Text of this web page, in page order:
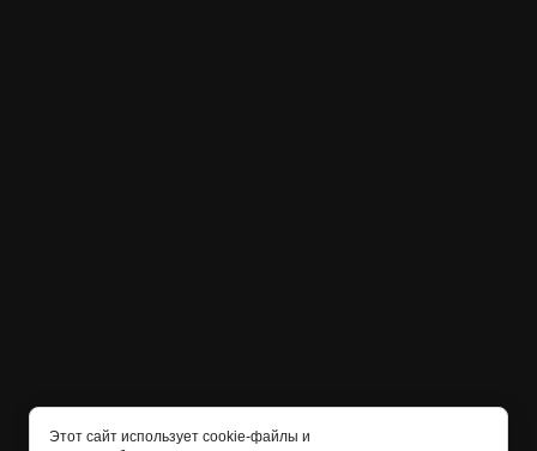
Этот сайт использует cookie-файлы и